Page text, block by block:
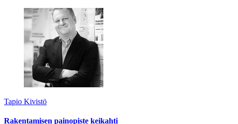
Tapio Kivistö
Rakentamisen painopiste keikahti